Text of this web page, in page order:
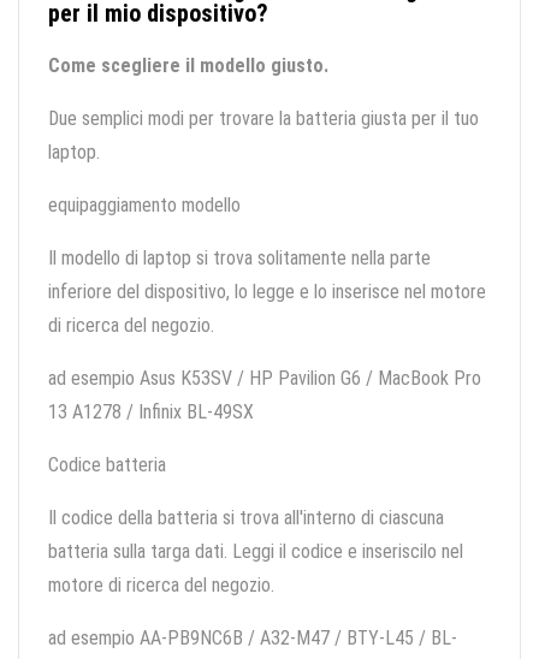
per il mio dispositivo?
Come scegliere il modello giusto.
Due semplici modi per trovare la batteria giusta per il tuo
laptop.
equipaggiamento modello
Il modello di laptop si trova solitamente nella parte
inferiore del dispositivo, lo legge e lo inserisce nel motore
di ricerca del negozio.
ad esempio Asus K53SV / HP Pavilion G6 / MacBook Pro
13 A1278 / Infinix BL-49SX
Codice batteria
Il codice della batteria si trova all'interno di ciascuna
batteria sulla targa dati. Leggi il codice e inseriscilo nel
motore di ricerca del negozio.
ad esempio AA-PB9NC6B / A32-M47 / BTY-L45 / BL-